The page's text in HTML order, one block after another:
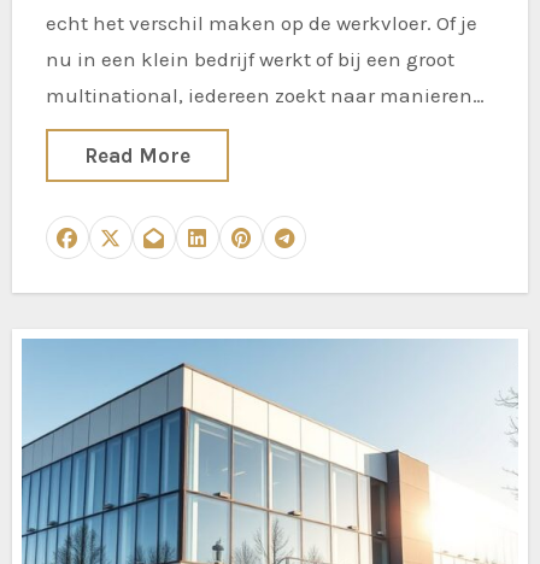
echt het verschil maken op de werkvloer. Of je
nu in een klein bedrijf werkt of bij een groot
multinational, iedereen zoekt naar manieren…
Read More